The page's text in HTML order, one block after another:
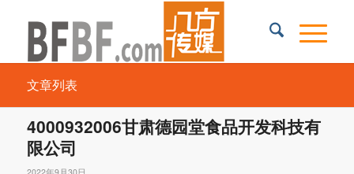
文章列表
4000932006甘肃德园堂食品开发科技有
限公司